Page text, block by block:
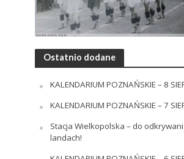
Ostatnio dodane
KALENDARIUM POZNAŃSKIE – 8
KALENDARIUM POZNAŃSKIE – 7
Stacja Wielkopolska – do
landach!